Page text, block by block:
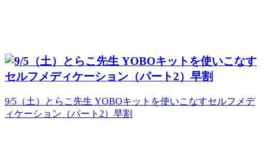
9/5（土）とらこ先生 YOBOキットを使いこなすセルフメデ
ィケーション（パート2）早割